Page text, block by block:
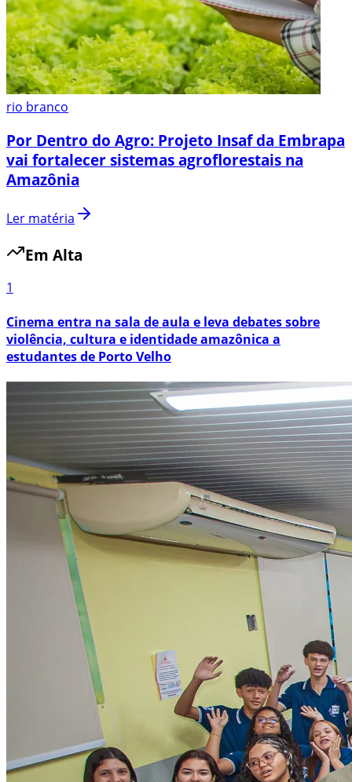
rio branco
Por Dentro do Agro: Projeto Insaf da Embrapa
vai fortalecer sistemas agroflorestais na
Amazônia
Ler matéria
Em Alta
1
Cinema entra na sala de aula e leva debates sobre
violência, cultura e identidade amazônica a
estudantes de Porto Velho